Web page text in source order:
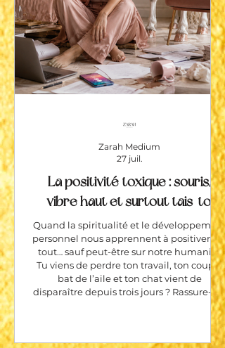
La positivité toxique : souris,
vibre haut et surtout tais-toi
Quand la spiritualité et le développement
personnel nous apprennent à positiver sur
tout… sauf peut-être sur notre humanité
Tu viens de perdre ton travail, ton couple
bat de l’aile et ton chat vient de
disparaître depuis trois jours ? Rassure-toi.
Quelqu’un va bientôt apparaître avec un
sourire lumineux pour t’expliquer que :«
Tout arrive pour une raison. » Voilà. Ton
problème n’est pas réglé, ton chat n’est
Zarah Medium
27 juil.